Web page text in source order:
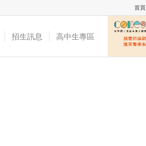
首頁
招生訊息 高中生專區